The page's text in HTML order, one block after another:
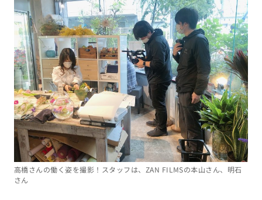
高橋さんの働く姿を撮影！スタッフは、ZAN FILMSの本山さん、明石
さん